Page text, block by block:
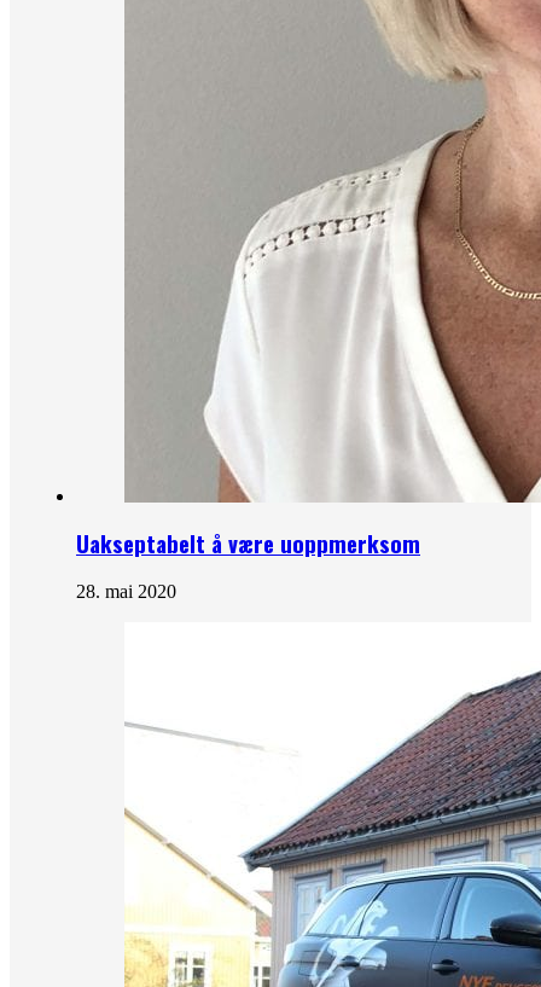
Uakseptabelt å være uoppmerksom
28. mai 2020